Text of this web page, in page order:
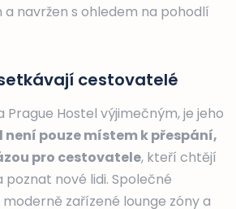
navržen s ohledem na pohodlí
cestovatelé
Prague Hostel výjimečným, je jeho
není pouze místem k přespání,
pro cestovatele, kteří chtějí
poznat nové lidi. Společné
zařízené lounge zóny a